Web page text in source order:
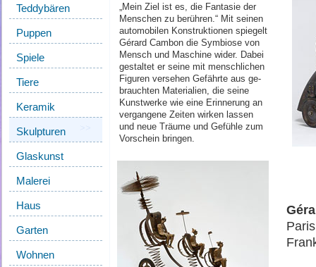
Teddybären
Puppen
Spiele
Tiere
Keramik
Skulpturen
Glaskunst
Malerei
Haus
Garten
Wohnen
„Mein Ziel ist es, die Fantasie der
Men­schen zu berühren.“ Mit seinen
automobilen Konstruktionen spiegelt
Gérard Cambon die Symbiose von
Mensch und Maschine wider. Dabei
ge­staltet er seine mit menschlichen
Figuren versehen Gefährte aus ge­
brauchten Materialien, die seine
Kunstwerke wie eine Erinnerung an
vergangene Zeiten wirken lassen
und neue Träume und Gefühle zum
Vor­schein bringen.
Paris